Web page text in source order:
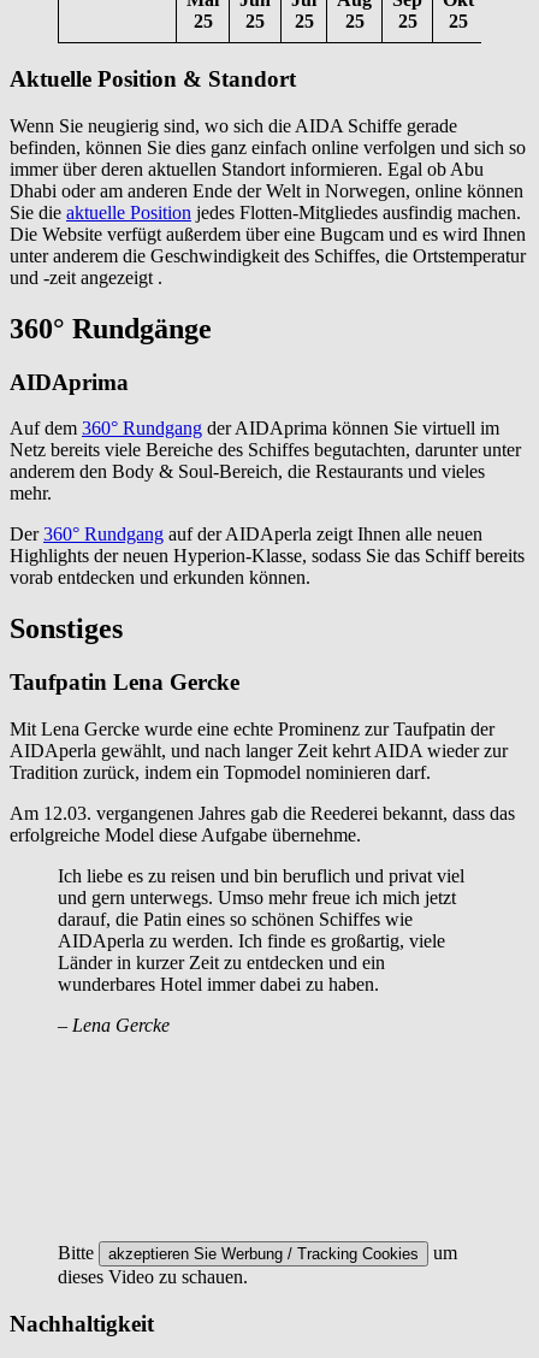
25
25
25
25
25
25
Aktuelle Position & Standort
Wenn Sie neugierig sind, wo sich die AIDA Schiffe gerade
befinden, können Sie dies ganz einfach online verfolgen und sich so
immer über deren aktuellen Standort informieren. Egal ob Abu
Dhabi oder am anderen Ende der Welt in Norwegen, online können
Sie die aktuelle Position jedes Flotten-Mitgliedes ausfindig machen.
Die Website verfügt außerdem über eine Bugcam und es wird Ihnen
unter anderem die Geschwindigkeit des Schiffes, die Ortstemperatur
und -zeit angezeigt .
360° Rundgänge
AIDAprima
Auf dem 360° Rundgang der AIDAprima können Sie virtuell im
Netz bereits viele Bereiche des Schiffes begutachten, darunter unter
anderem den Body & Soul-Bereich, die Restaurants und vieles
mehr.
Der360° Rundgang auf der AIDAperla zeigt Ihnen alle neuen
Highlights der neuen Hyperion-Klasse, sodass Sie das Schiff bereits
vorab entdecken und erkunden können.
Sonstiges
Taufpatin Lena Gercke
Mit Lena Gercke wurde eine echte Prominenz zur Taufpatin der
AIDAperla gewählt, und nach langer Zeit kehrt AIDA wieder zur
Tradition zurück, indem ein Topmodel nominieren darf.
Am 12.03. vergangenen Jahres gab die Reederei bekannt, dass das
erfolgreiche Model diese Aufgabe übernehme.
Ich liebe es zu reisen und bin beruflich und privat viel
und gern unterwegs. Umso mehr freue ich mich jetzt
darauf, die Patin eines so schönen Schiffes wie
AIDAperla zu werden. Ich finde es großartig, viele
Länder in kurzer Zeit zu entdecken und ein
wunderbares Hotel immer dabei zu haben.
– Lena Gercke
Bitte akzeptieren Sie Werbung / Tracking Cookies
um
dieses Video zu schauen.
Nachhaltigkeit